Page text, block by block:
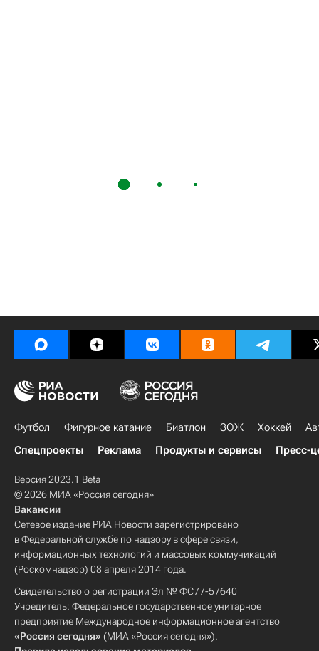
Футбол Фигурное катание Биатлон ЗОЖ Хоккей
Спецпроекты
Реклама Продукты и сервисы Пресс-
Версия 2023.1 Beta
© 2026 МИА «Россия сегодня»
Вакансии
Сетевое издание РИА Новости зарегистрировано
в Федеральной службе по надзору в сфере связи,
информационных технологий и массовых коммуникаций
(Роскомнадзор) 08 апреля 2014 года.
Свидетельство о регистрации Эл № ФС77-57640
Учредитель: Федеральное государственное унитарное
предприятие Международное информационное агентство
«Россия сегодня» (МИА «Россия сегодня»).